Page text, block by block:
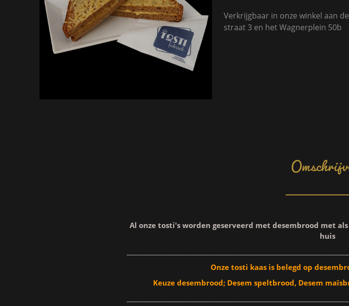
Verkrijgbaar in onze winkel aan
straat 3 en het Wagnerplein 50b
Al onze tosti's worden geserveerd met desembrood met
huis
Onze tosti kaas is belegd op
Keuze desembrood; Desem speltbrood, Desem